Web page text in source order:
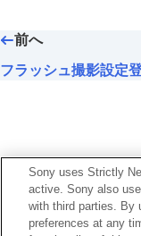
TC/
カメラの設定を変
スマートフォンで
パソコンでできる
前へ
フラッシュ撮影設定
Sony uses Strictly
active. Sony also
with third parties. By
preferences at any